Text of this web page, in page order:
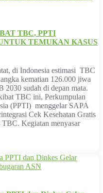
TBC, PPTI
TEMUKAN KASUS
di Indonesia estimasi TBC
kematian 126.000 jiwa
2030 sudah di depan mata.
TBC ini, Perkumpulan
(PPTI) menggelar SAPA
Cek Kesehatan Gratis
Kegiatan menyasar